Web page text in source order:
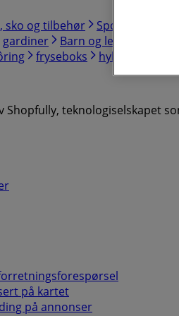
sko og tilbehør Sport og Fritid
gardiner Barn og leker
fryseboks hyller
Shopfully, teknologiselskapet
på kartet
på annonser